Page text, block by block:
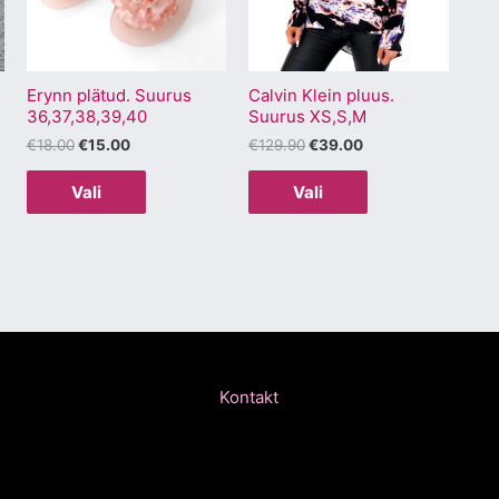
Erynn plätud. Suurus
36,37,38,39,40
€18.00 €15.00
Vali
varianti.
Valikuid
teha
tootelehel.
Calvin Klein pluus.
Suurus XS,S,M
€129.90 €39.00
Vali
varianti.
Valikuid
saab
teha
Kontakt